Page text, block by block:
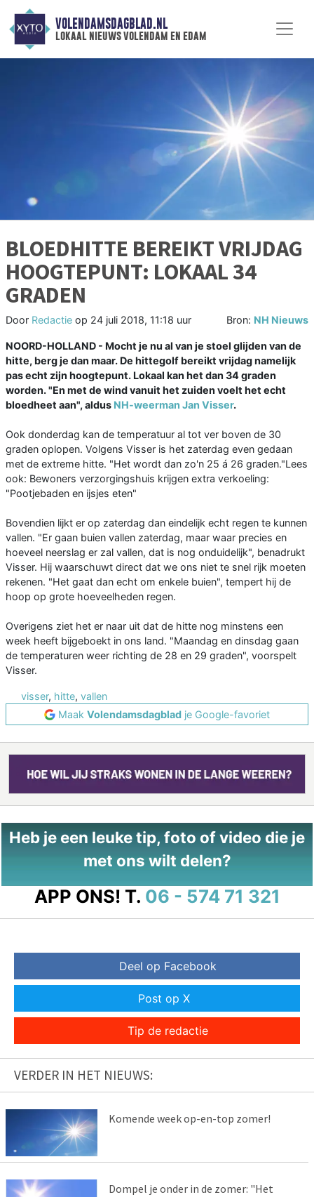
VOLENDAMSDAGBLAD.NL
lokaal nieuws volendam en edam
BLOEDHITTE BEREIKT VRIJDAG
HOOGTEPUNT: LOKAAL 34
GRADEN
Door Redactie op 24 juli 2018, 11:18 uur Bron: NH Nieuws
NOORD-HOLLAND - Mocht je nu al van je stoel glijden van de
hitte, berg je dan maar. De hittegolf bereikt vrijdag namelijk
pas echt zijn hoogtepunt. Lokaal kan het dan 34 graden
worden. "En met de wind vanuit het zuiden voelt het echt
bloedheet aan", aldus NH-weerman Jan Visser.
Ook donderdag kan de temperatuur al tot ver boven de 30
graden oplopen. Volgens Visser is het zaterdag even gedaan
met de extreme hitte. "Het wordt dan zo'n 25 á 26 graden."Lees
ook: Bewoners verzorgingshuis krijgen extra verkoeling:
"Pootjebaden en ijsjes eten"
Bovendien lijkt er op zaterdag dan eindelijk echt regen te kunnen
vallen. "Er gaan buien vallen zaterdag, maar waar precies en
hoeveel neerslag er zal vallen, dat is nog onduidelijk", benadrukt
Visser. Hij waarschuwt direct dat we ons niet te snel rijk moeten
rekenen. "Het gaat dan echt om enkele buien", tempert hij de
hoop op grote hoeveelheden regen.
Overigens ziet het er naar uit dat de hitte nog minstens een
week heeft bijgeboekt in ons land. "Maandag en dinsdag gaan
de temperaturen weer richting de 28 en 29 graden", voorspelt
Visser.
visser, hitte, vallen
Maak Volendamsdagblad je Google-favoriet
Heb je een leuke tip, foto of video die je
met ons wilt delen?
APP ONS! T. 06 - 574 71 321
Deel op Facebook
Post op X
Tip de redactie
VERDER IN HET NIEUWS:
Komende week op-en-top zomer!
Dompel je onder in de zomer: "Het